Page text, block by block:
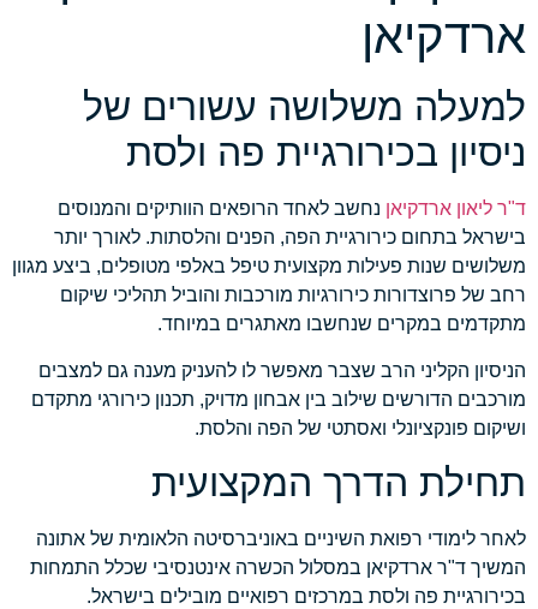
ארדקיאן
למעלה משלושה עשורים של
ניסיון בכירורגיית פה ולסת
ד"ר ליאון ארדקיאן נחשב לאחד הרופאים הוותיקים והמנוסים
בישראל בתחום כירורגיית הפה, הפנים והלסתות. לאורך יותר
משלושים שנות פעילות מקצועית טיפל באלפי מטופלים, ביצע מגוון
רחב של פרוצדורות כירורגיות מורכבות והוביל תהליכי שיקום
מתקדמים במקרים שנחשבו מאתגרים במיוחד.
הניסיון הקליני הרב שצבר מאפשר לו להעניק מענה גם למצבים
מורכבים הדורשים שילוב בין אבחון מדויק, תכנון כירורגי מתקדם
ושיקום פונקציונלי ואסתטי של הפה והלסת.
תחילת הדרך המקצועית
לאחר לימודי רפואת השיניים באוניברסיטה הלאומית של אתונה
המשיך ד"ר ארדקיאן במסלול הכשרה אינטנסיבי שכלל התמחות
בכירורגיית פה ולסת במרכזים רפואיים מובילים בישראל.